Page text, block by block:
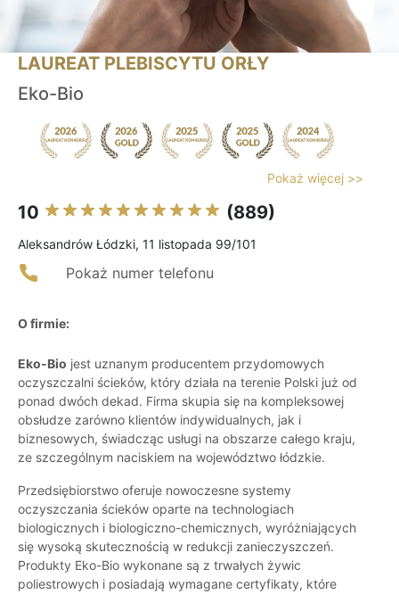
LAUREAT PLEBISCYTU ORŁY
Eko-Bio
Pokaż więcej >>
10 (889)
Aleksandrów Łódzki, 11 listopada 99/101
Pokaż numer telefonu
O firmie:
Eko-Bio jest uznanym producentem przydomowych
oczyszczalni ścieków, który działa na terenie Polski już od
ponad dwóch dekad. Firma skupia się na kompleksowej
obsłudze zarówno klientów indywidualnych, jak i
biznesowych, świadcząc usługi na obszarze całego kraju,
ze szczególnym naciskiem na województwo łódzkie.
Przedsiębiorstwo oferuje nowoczesne systemy
oczyszczania ścieków oparte na technologiach
biologicznych i biologiczno-chemicznych, wyróżniających
się wysoką skutecznością w redukcji zanieczyszczeń.
Produkty Eko-Bio wykonane są z trwałych żywic
poliestrowych i posiadają wymagane certyfikaty, które